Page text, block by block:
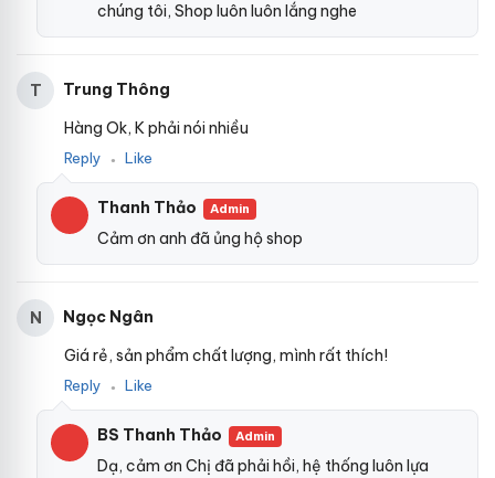
chúng tôi, Shop luôn luôn lắng nghe
T
Trung Thông
Hàng Ok, K phải nói nhiều
Reply ● Like
Thanh Thảo Admin
Cảm ơn anh đã ủng hộ shop
N
Ngọc Ngân
Giá rẻ, sản phẩm chất lượng, mình rất thích!
Reply ● Like
BS Thanh Thảo Admin
Dạ, cảm ơn Chị đã phải hồi, hệ thống luôn lựa